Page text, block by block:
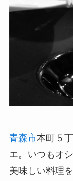
青森市本町５
エ。いつもオ
美味しい料理